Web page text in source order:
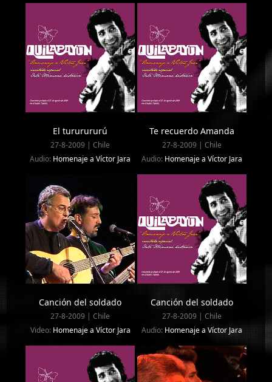
El tururururú
27-8-2009 | Chile
Audio: Homenaje a Víctor Jara
Te recuerdo Amanda
27-8-2009 | Chile
Audio: Homenaje a Víctor Jara
Canción del soldado
27-8-2009 | Chile
Video: Homenaje a Víctor Jara
Canción del soldado
27-8-2009 | Chile
Audio: Homenaje a Víctor Jara